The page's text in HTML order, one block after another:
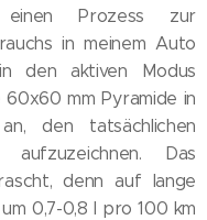
einen Prozess zur
in meinem Auto
den aktiven Modus
mm Pyramide in
den tatsächlichen
Das
denn auf lange
0,7-0,8 l pro 100 km